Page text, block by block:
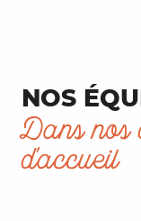
NOS
Dans nos
d'accueil